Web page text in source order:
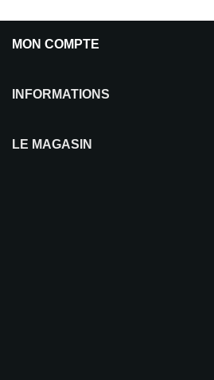
MON COMPTE
INFORMATIONS
LE MAGASIN